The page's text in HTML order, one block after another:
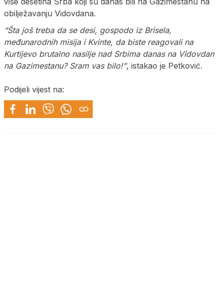
obilježavanju Vidovdana.
“Šta još treba da se desi, gospodo iz Brisela,
međunarodnih misija i Kvinte, da biste reagovali na
Kurtijevo brutalno nasilje nad Srbima danas na Vidovdan
na Gazimestanu? Sram vas bilo!”, istakao je Petković.
Podijeli vijest na: